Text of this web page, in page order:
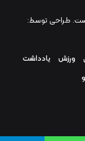
طراحی توسط:
ورزش
یادداشت